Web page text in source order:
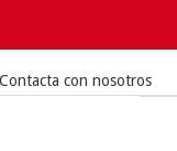
Contacta con nosotros